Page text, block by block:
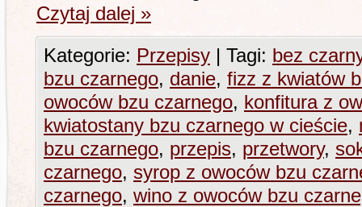
Czytaj dalej »
Kategorie: Przepisy | Tagi: bez
bzu czarnego, danie, fizz z kwiatów
owoców bzu czarnego, konfitura z
kwiatostany bzu czarnego w cieście,
bzu czarnego, przepis, przetwory,
czarnego, syrop z owoców bzu
czarnego, wino z owoców bzu